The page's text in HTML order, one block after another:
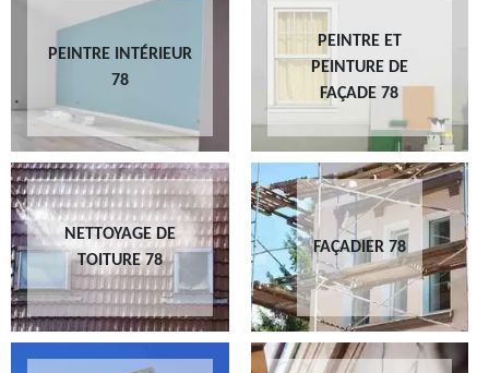
PEINTRE INTÉRIEUR
78
PEINTRE ET
PEINTURE DE
FAÇADE 78
NETTOYAGE DE
TOITURE 78
FAÇADIER 78